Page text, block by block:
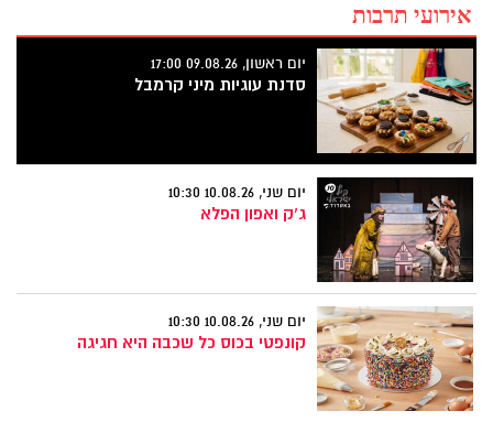
אירועי תרבות
יום ראשון, 09.08.26 17:00
סדנת עוגיות מיני קרמבל
יום שני, 10.08.26 10:30
ג'ק ואפון הפלא
יום שני, 10.08.26 10:30
קונפטי בכוס כל שכבה היא חגיגה